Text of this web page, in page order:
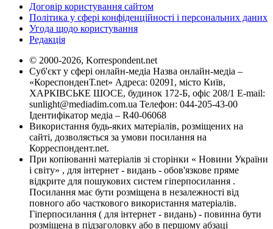
Договір користування сайтом
Політика у сфері конфіденційності і персональних даних
Угода щодо користування
Редакція
© 2000-2026, Korrespondent.net
Суб'єкт у сфері онлайн-медіа Назва онлайн-медіа –
«КореспонденТ.net» Адреса: 02091, місто Київ,
ХАРКІВСЬКЕ ШОСЕ, будинок 172-Б, офіс 208/1 E-mail:
sunlight@mediadim.com.ua Телефон: 044-205-43-00
Ідентифікатор медіа – R40-06068
Використання будь-яких матеріалів, розміщених на
сайті, дозволяється за умови посилання на
Корреспондент.net.
При копіюванні матеріалів зі сторінки « Новини України
і світу» , для інтернет - видань - обов'язкове пряме
відкрите для пошукових систем гіперпосилання .
Посилання має бути розміщена в незалежності від
повного або часткового використання матеріалів.
Гіперпосилання ( для інтернет - видань) - повинна бути
розміщена в підзаголовку або в першому абзаці